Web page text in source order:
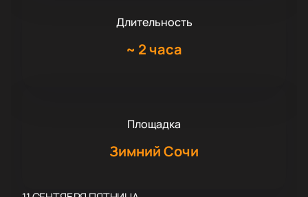
Длительность
~ 2 часа
Площадка
Зимний Сочи